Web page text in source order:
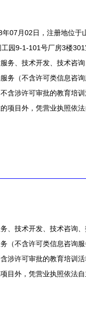
07月02日，注册地位于
园9-1-101号厂房3楼301
务、技术开发、技术咨
务（不含许可类信息咨
含涉许可审批的教育培
项目外，凭营业执照依法
、技术开发、技术咨询
（不含许可类信息咨询
涉许可审批的教育培训
目外，凭营业执照依法自